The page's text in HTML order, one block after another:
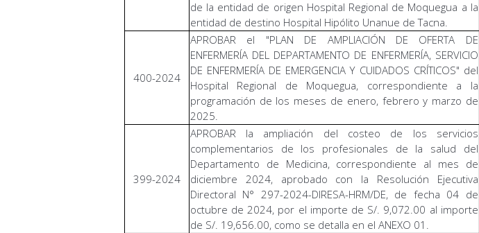
de la entidad de origen Hospital Regional de Moquegua a la
entidad de destino Hospital Hipólito Unanue de Tacna.
400-2024
APROBAR el "PLAN DE AMPLIACIÓN DE OFERTA DE
ENFERMERÍA DEL DEPARTAMENTO DE ENFERMERÍA, SERVICIO
DE ENFERMERÍA DE EMERGENCIA Y CUIDADOS CRÍTICOS" del
Hospital Regional de Moquegua, correspondiente a la
programación de los meses de enero, febrero y marzo de
2025.
399-2024
APROBAR la ampliación del costeo de los servicios
complementarios de los profesionales de la salud del
Departamento de Medicina, correspondiente al mes de
diciembre 2024, aprobado con la Resolución Ejecutiva
Directoral N° 297-2024-DIRESA-HRM/DE, de fecha 04 de
octubre de 2024, por el importe de S/. 9,072.00 al importe
de S/. 19,656.00, como se detalla en el ANEXO 01.